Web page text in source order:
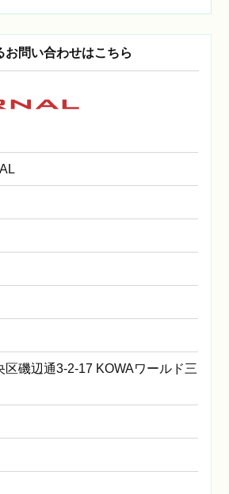
お問い合わせはこちら
区磯辺通3-2-17 KOWAワールド三